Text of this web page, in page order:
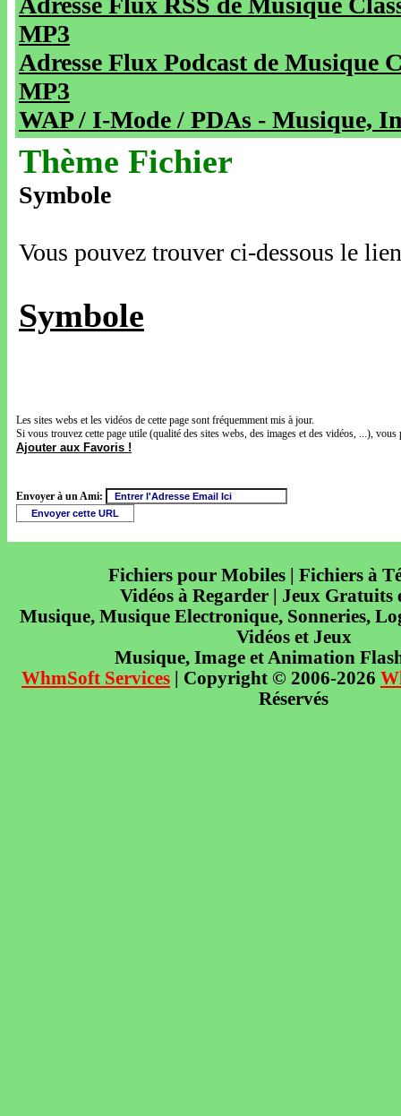
MP3
Adresse Flux Podcast de Musique
MP3
WAP / I-Mode / PDAs - Musique,
Thème Fichier
Symbole
Vous pouvez trouver ci-dessous le
Symbole
Les sites webs et les vidéos de cette page sont fréquemment mis à jour.
Si vous trouvez cette page utile (qualité des sites webs, des images et des vidéos, ...),
Ajouter aux Favoris !
Envoyer à un Ami:
Fichiers pour Mobiles | Fichiers à
Vidéos à Regarder | Jeux Gratuits
Musique, Musique Electronique, Sonneries,
Vidéos et Jeux
Musique, Image et Animation
WhmSoft Services | Copyright © 2006-2026
Réservés